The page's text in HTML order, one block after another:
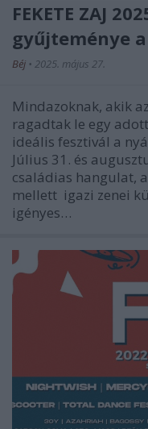
FEKETE ZAJ
gyűjteménye
Béj • 2025. május 27.
Mindazoknak, akik
ragadtak le egy
ideális fesztivál a
Július 31. és
családias hangulat,
mellett igazi zenei
igényes…